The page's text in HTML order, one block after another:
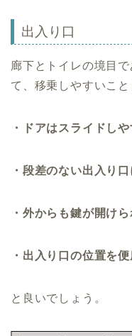
出入り口
廊下とトイレの境目
て、移乗しやすいこと
・ドアはスライドし
・段差のない出入り
・外からも鍵が開け
・出入り口の位置を
と良いでしょう。